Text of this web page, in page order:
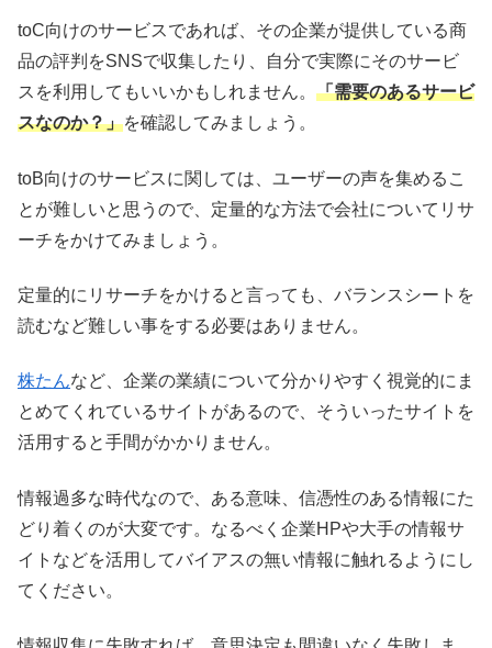
toC向けのサービスであれば、その企業が提供している商
品の評判をSNSで収集したり、自分で実際にそのサービ
スを利用してもいいかもしれません。 「需要のあるサービ
スなのか？」を確認してみましょう。
toB向けのサービスに関しては、ユーザーの声を集めるこ
とが難しいと思うので、定量的な方法で会社についてリサ
ーチをかけてみましょう。
定量的にリサーチをかけると言っても、バランスシートを
読むなど難しい事をする必要はありません。
株たんなど、企業の業績について分かりやすく視覚的にま
とめてくれているサイトがあるので、そういったサイトを
活用すると手間がかかりません。
情報過多な時代なので、ある意味、信憑性のある情報にた
どり着くのが大変です。なるべく企業HPや大手の情報サ
イトなどを活用してバイアスの無い情報に触れるようにし
てください。